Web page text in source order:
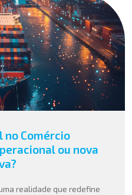
Comércio
ou nova
realidade que redefine